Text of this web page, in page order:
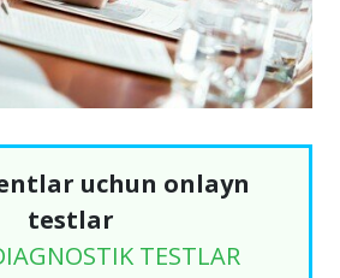
uchun onlayn
testlar
TESTLAR